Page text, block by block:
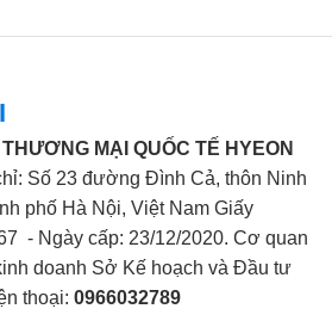
MẠI QUỐC TẾ HYEON
Số 23 đường Đình Cả, thôn Ninh
phố Hà Nội, Việt Nam Giấy
- Ngày cấp: 23/12/2020. Cơ quan
doanh Sở Kế hoạch và Đầu tư
thoại: 0966032789